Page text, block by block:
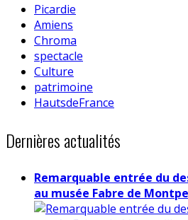
Picardie
Amiens
Chroma
spectacle
Culture
patrimoine
HautsdeFrance
Dernières actualités
Remarquable entrée du
au musée Fabre de